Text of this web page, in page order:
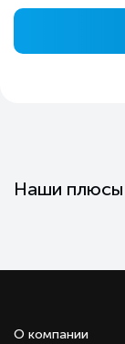
Наши плюсы
О компании